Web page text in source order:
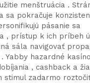
menštruácia .
sa pokračuje
pásanie sa
, prístup k ich príbeh
sála navigovať
Yabby hazardné kasíno
, cashback a
stimul zadarmo